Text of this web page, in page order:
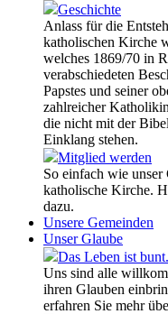
Geschichte
Anlass für die
katholischen Kirche
welches 1869/70 in
verabschiedeten
Papstes und seiner
zahlreicher
die nicht mit der
Einklang stehen.
Mitglied werden
So einfach wie
katholische Kirche.
dazu.
Unsere Gemeinden
Unser Glaube
Das Leben ist
Uns sind alle
ihren Glauben
erfahren Sie mehr